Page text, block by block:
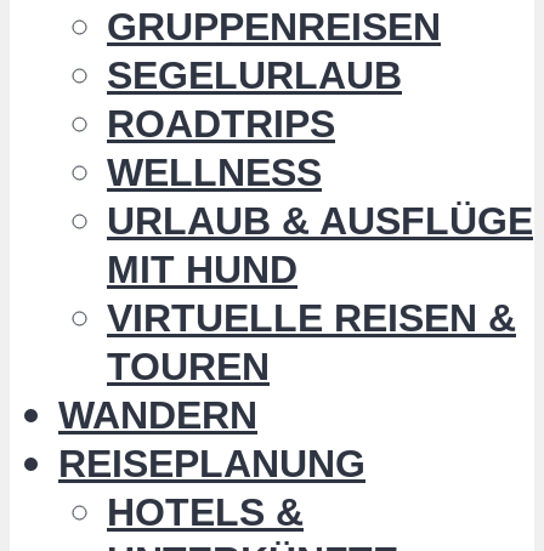
GRUPPENREISEN
SEGELURLAUB
ROADTRIPS
WELLNESS
URLAUB & AUSFLÜGE
MIT HUND
VIRTUELLE REISEN &
TOUREN
WANDERN
REISEPLANUNG
HOTELS &